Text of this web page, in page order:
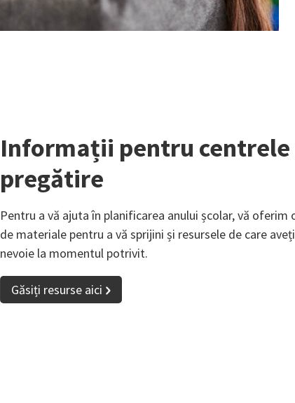
Informații pentru centrele
pregătire
Pentru a vă ajuta în planificarea anului școlar, vă oferim
de materiale pentru a vă sprijini și resursele de care aveți
nevoie la momentul potrivit.
Găsiți resurse aici